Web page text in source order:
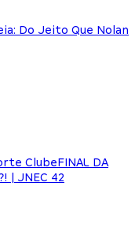
Do Jeito Que Nolan
ClubeFINAL DA
| JNEC 42